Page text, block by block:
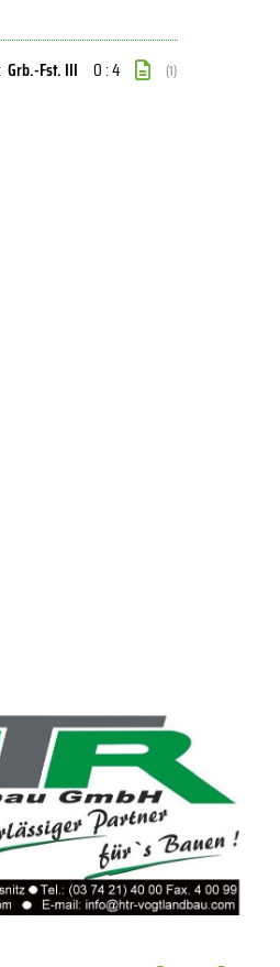
Grb.-Fst. III 0 : 4 (1)